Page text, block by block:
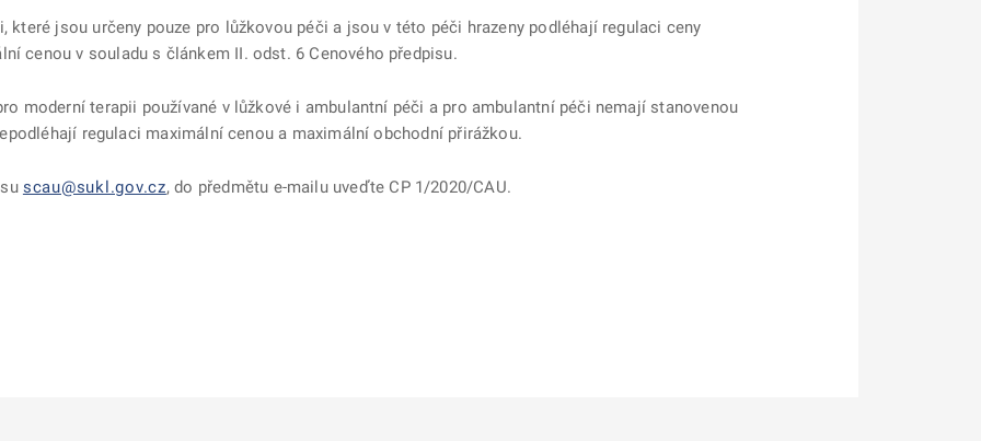
které jsou určeny pouze pro lůžkovou péči a jsou v této péči hrazeny podléhají regulaci ceny
cenou v souladu s článkem II. odst. 6 Cenového předpisu.
moderní terapii používané v lůžkové i ambulantní péči a pro ambulantní péči nemají stanovenou
regulaci maximální cenou a maximální obchodní přirážkou.
scau@sukl.gov.cz, do předmětu e-mailu uveďte CP 1/2020/CAU.
kartě